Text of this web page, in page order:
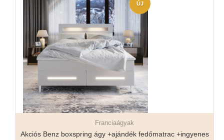
ÚJ
Részletek...Franciaágyak
Akciós Benz boxspring ágy +ajándék fedőmatrac +ingyenes